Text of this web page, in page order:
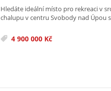
Hledáte ideální místo pro rekreaci v
chalupu v centru Svobody nad Úpou
4 900 000 Kč